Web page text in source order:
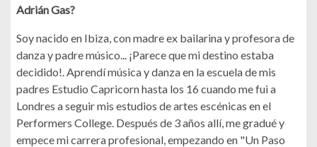
Adrián Gas?
Soy nacido en Ibiza, con madre ex bailarina y profesora de
danza y padre músico... ¡Parece que mi destino estaba
decidido!. Aprendí música y danza en la escuela de mis
padres Estudio Capricorn hasta los 16 cuando me fui a
Londres a seguir mis estudios de artes escénicas en el
Performers College. Después de 3 años allí, me gradué y
empece mi carrera profesional, empezando en "Un Paso